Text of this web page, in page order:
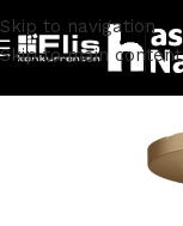
Skip to navigation
Skip to main content